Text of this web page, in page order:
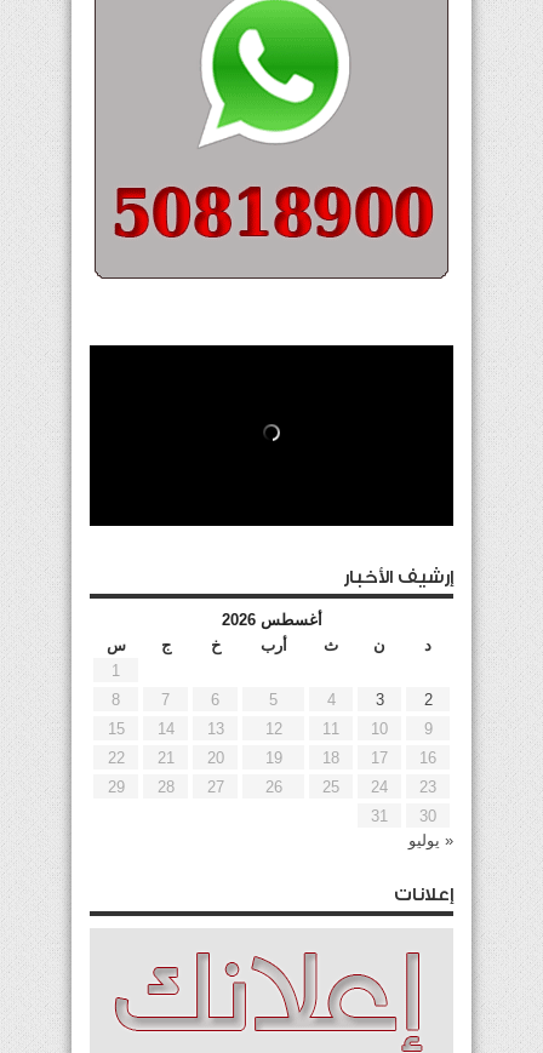
إرشيف الأخبار
أغسطس 2026
د
ن ث أرب خ ج
س
1
2
3
4
5
6
7
8
9
10
11
12
13
14
15
16
17
18
19
20
21
22
23
24
25
26
27
28
29
30
31
« يوليو
إعلانات